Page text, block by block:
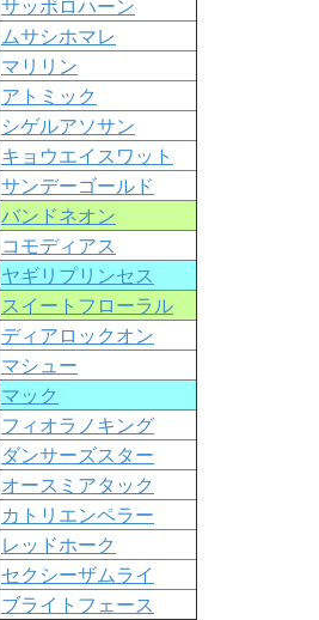
サッポロハーン
ムサシホマレ
マリリン
アトミック
シゲルアソサン
キョウエイスワット
サンデーゴールド
バンドネオン
コモディアス
ヤギリプリンセス
スイートフローラル
ディアロックオン
マシュー
マック
フィオラノキング
ダンサーズスター
オースミアタック
カトリエンペラー
レッドホーク
セクシーザムライ
ブライトフェース